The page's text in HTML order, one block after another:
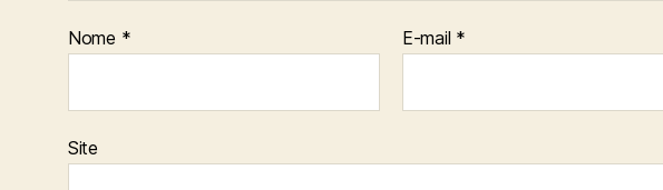
Nome * E-mail *
Site